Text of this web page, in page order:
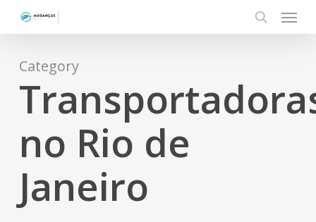
content
search
Menu
Category
no Rio de
Janeiro